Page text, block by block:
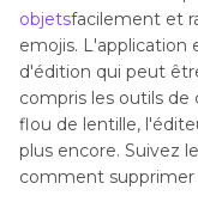
objetsfacilement et
emojis.
d'édition qui peut
compris les outils de
flou de lentille,
plus encore. Suivez
comment supprimer